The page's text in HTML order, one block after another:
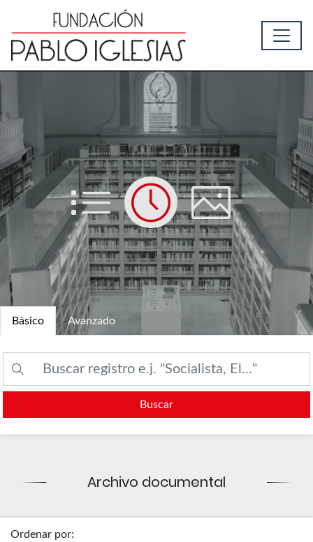
List Time Picture
Básico Avanzado
Buscar
Archivo documental
Ordenar por: